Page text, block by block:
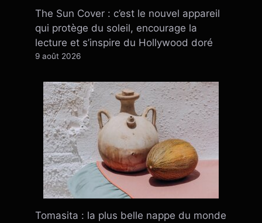
The Sun Cover : c’est le nouvel appareil
qui protège du soleil, encourage la
lecture et s’inspire du Hollywood doré
9 août 2026
Tomasita : la plus belle nappe du monde